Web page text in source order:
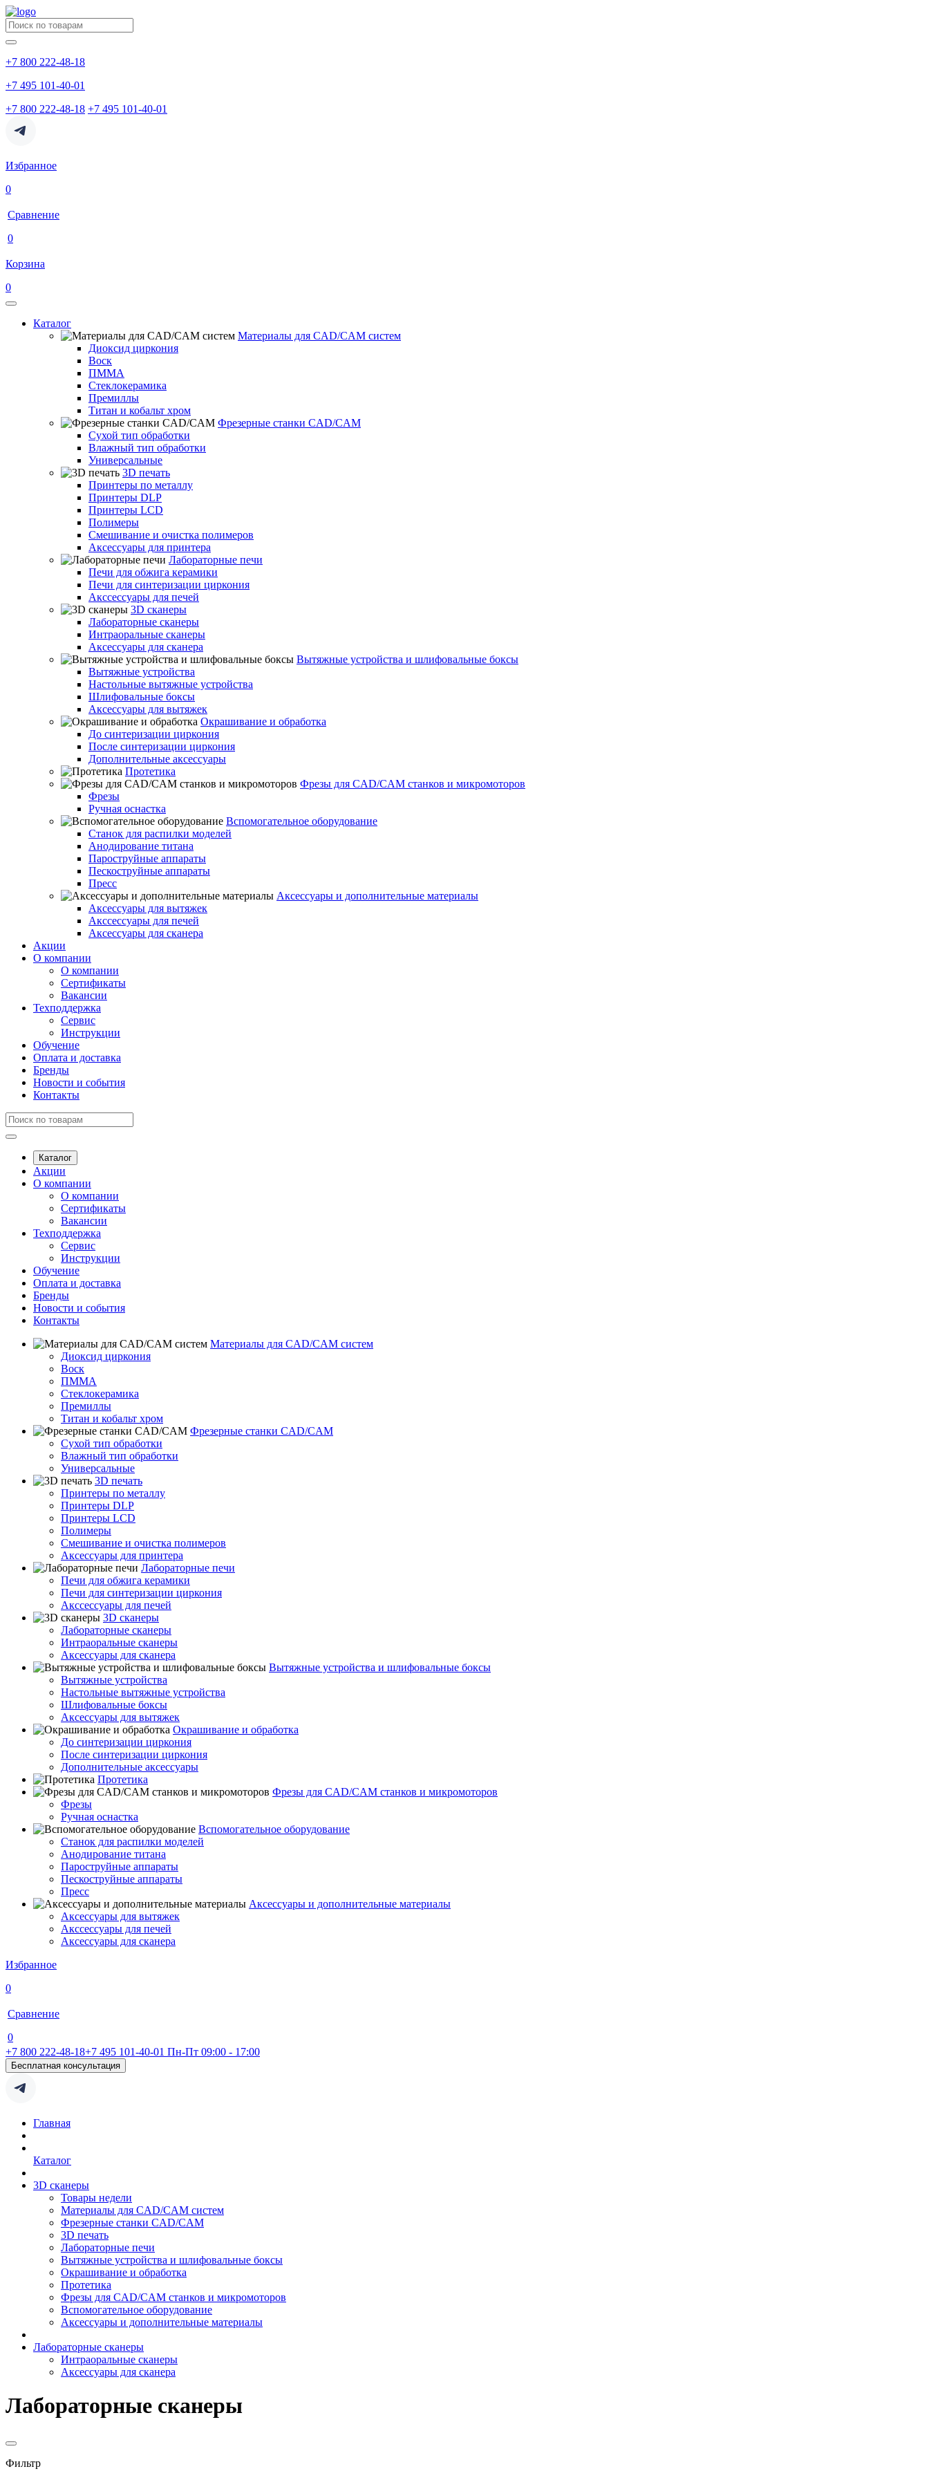
+7 800 222-48-18
+7 495 101-40-01
+7 800 222-48-18 +7 495 101-40-01
Избранное
0
Сравнение
0
Корзина
0
Каталог
Материалы для CAD/CAM систем
Диоксид циркония
Воск
ПММА
Стеклокерамика
Премиллы
Титан и кобальт хром
Фрезерные станки CAD/CAM
Сухой тип обработки
Влажный тип обработки
Универсальные
3D печать
Принтеры по металлу
Принтеры DLP
Принтеры LCD
Полимеры
Смешивание и очистка полимеров
Аксессуары для принтера
Лабораторные печи
Печи для обжига керамики
Печи для синтеризации циркония
Акссессуары для печей
3D сканеры
Лабораторные сканеры
Интраоральные сканеры
Аксессуары для сканера
Вытяжные устройства и шлифовальные боксы
Вытяжные устройства
Настольные вытяжные устройства
Шлифовальные боксы
Аксессуары для вытяжек
Окрашивание и обработка
До синтеризации циркония
После синтеризации циркония
Дополнительные аксессуары
Протетика
Фрезы для CAD/CAM станков и микромоторов
Фрезы
Ручная оснастка
Вспомогательное оборудование
Станок для распилки моделей
Анодирование титана
Пароструйные аппараты
Пескоструйные аппараты
Пресс
Аксессуары и дополнительные материалы
Аксессуары для вытяжек
Акссессуары для печей
Аксессуары для сканера
Акции
О компании
О компании
Сертификаты
Вакансии
Техподдержка
Сервис
Инструкции
Обучение
Оплата и доставка
Бренды
Новости и события
Контакты
Каталог
Акции
О компании
О компании
Сертификаты
Вакансии
Техподдержка
Сервис
Инструкции
Обучение
Оплата и доставка
Бренды
Новости и события
Контакты
Материалы для CAD/CAM систем
Диоксид циркония
Воск
ПММА
Стеклокерамика
Премиллы
Титан и кобальт хром
Фрезерные станки CAD/CAM
Сухой тип обработки
Влажный тип обработки
Универсальные
3D печать
Принтеры по металлу
Принтеры DLP
Принтеры LCD
Полимеры
Смешивание и очистка полимеров
Аксессуары для принтера
Лабораторные печи
Печи для обжига керамики
Печи для синтеризации циркония
Акссессуары для печей
3D сканеры
Лабораторные сканеры
Интраоральные сканеры
Аксессуары для сканера
Вытяжные устройства и шлифовальные боксы
Вытяжные устройства
Настольные вытяжные устройства
Шлифовальные боксы
Аксессуары для вытяжек
Окрашивание и обработка
До синтеризации циркония
После синтеризации циркония
Дополнительные аксессуары
Протетика
Фрезы для CAD/CAM станков и микромоторов
Фрезы
Ручная оснастка
Вспомогательное оборудование
Станок для распилки моделей
Анодирование титана
Пароструйные аппараты
Пескоструйные аппараты
Пресс
Аксессуары и дополнительные материалы
Аксессуары для вытяжек
Акссессуары для печей
Аксессуары для сканера
Избранное
0
Сравнение
0
+7 800 222-48-18+7 495 101-40-01 Пн-Пт 09:00 - 17:00
Бесплатная консультация
Главная
Каталог
3D сканеры
Товары недели
Материалы для CAD/CAM систем
Фрезерные станки CAD/CAM
3D печать
Лабораторные печи
Вытяжные устройства и шлифовальные боксы
Окрашивание и обработка
Протетика
Фрезы для CAD/CAM станков и микромоторов
Вспомогательное оборудование
Аксессуары и дополнительные материалы
Лабораторные сканеры
Интраоральные сканеры
Аксессуары для сканера
Лабораторные сканеры
Фильтр